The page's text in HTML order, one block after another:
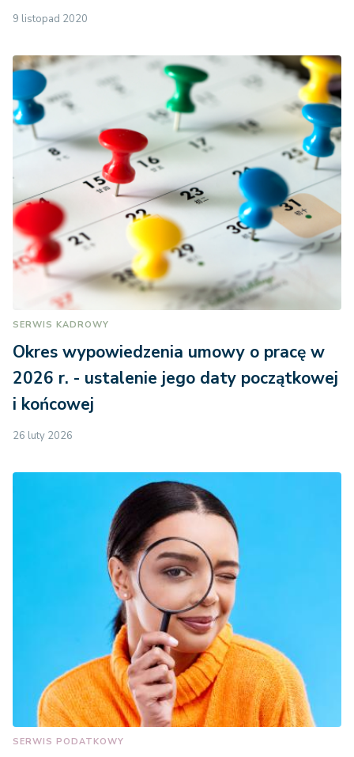
9 listopad 2020
SERWIS KADROWY
Okres wypowiedzenia umowy o pracę w
2026 r. - ustalenie jego daty początkowej
i końcowej
26 luty 2026
SERWIS PODATKOWY